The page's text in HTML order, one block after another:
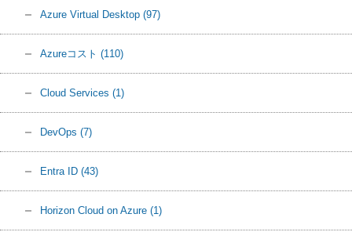
Azure Virtual Desktop (97)
Azureコスト (110)
Cloud Services (1)
DevOps (7)
Entra ID (43)
Horizon Cloud on Azure (1)